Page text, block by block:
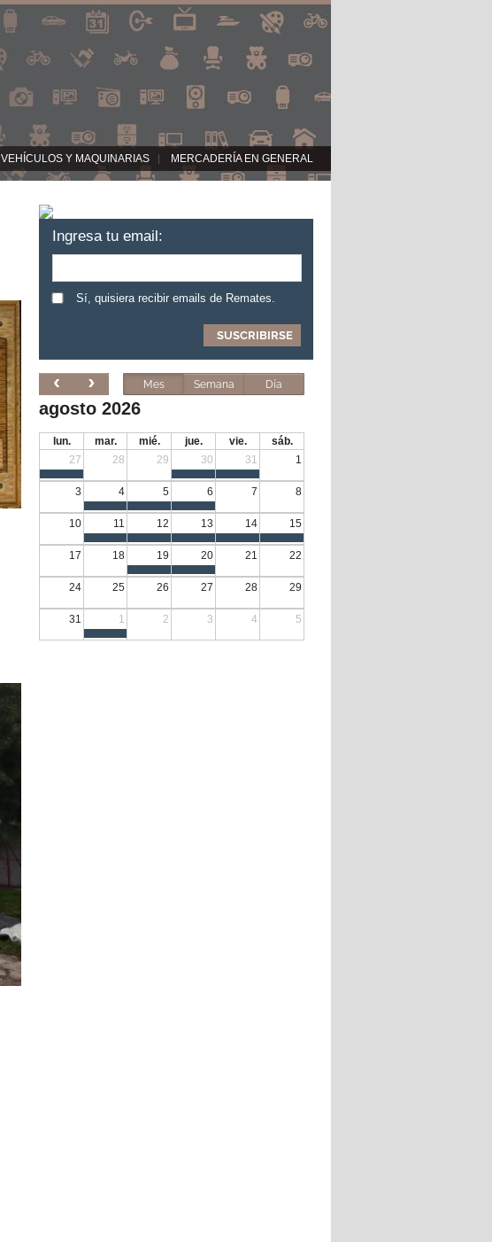
VEHÍCULOS Y MAQUINARIAS MERCADERÍA EN GENERAL
Ingresa tu email:
Sí, quisiera recibir emails de Remates.
Mes Semana Día
agosto 2026
lun. mar. mié. jue. vie.
sáb.
27
28 29 30 31 1
3 4 5 6 7 8
10 11 12 13 14 15
17 18 19 20 21 22
24 25 26 27 28 29
31 1 2 3 4 5